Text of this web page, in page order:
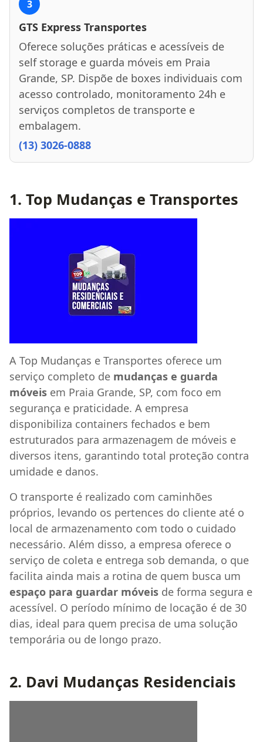
3
GTS Express Transportes
Oferece soluções práticas e acessíveis de
self storage e guarda móveis em Praia
Grande, SP. Dispõe de boxes individuais com
acesso controlado, monitoramento 24h e
serviços completos de transporte e
embalagem.
(13) 3026-0888
1. Top Mudanças e Transportes
A Top Mudanças e Transportes oferece um
serviço completo de mudanças e guarda
móveis em Praia Grande, SP, com foco em
segurança e praticidade. A empresa
disponibiliza containers fechados e bem
estruturados para armazenagem de móveis e
diversos itens, garantindo total proteção contra
umidade e danos.
O transporte é realizado com caminhões
próprios, levando os pertences do cliente até o
local de armazenamento com todo o cuidado
necessário. Além disso, a empresa oferece o
serviço de coleta e entrega sob demanda, o que
facilita ainda mais a rotina de quem busca um
espaço para guardar móveis de forma segura e
acessível. O período mínimo de locação é de 30
dias, ideal para quem precisa de uma solução
temporária ou de longo prazo.
2. Davi Mudanças Residenciais